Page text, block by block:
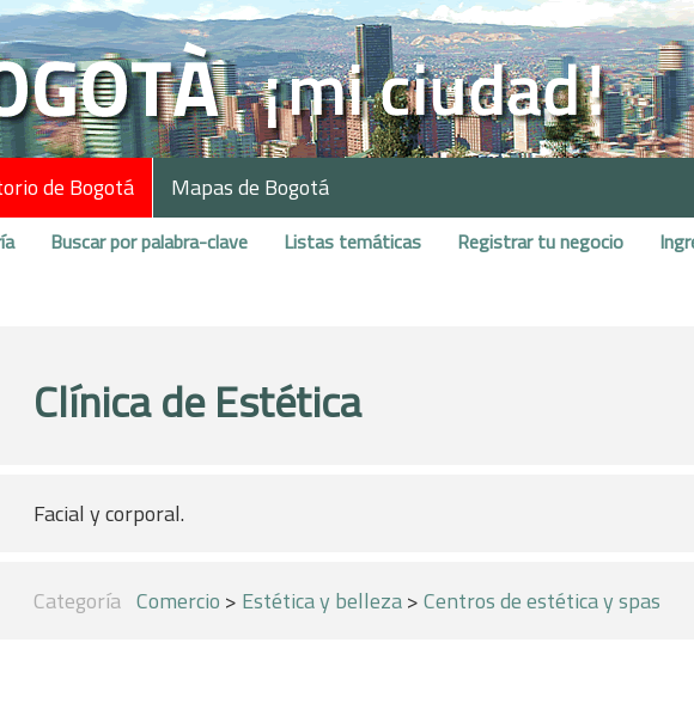
de Bogotá Mapas de Bogotá
Buscar por palabra-clave Listas temáticas Registrar tu negocio
Clínica de Estética
Facial y corporal.
Categoría Comercio > Estética y belleza>Centros de estética y spas